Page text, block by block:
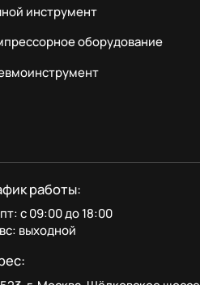
инструмент
оборудование
работы:
с 09:00 до 18:00
выходной